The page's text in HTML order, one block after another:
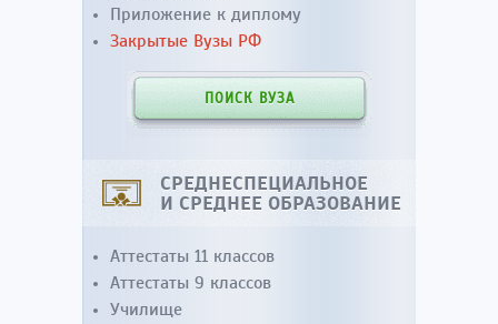
Приложение к диплому
Закрытые Вузы РФ
ПОИСК ВУЗА
СРЕДНЕСПЕЦИАЛЬНОЕ
И СРЕДНЕЕ ОБРАЗОВАНИЕ
Аттестаты 11 классов
Аттестаты 9 классов
Училище